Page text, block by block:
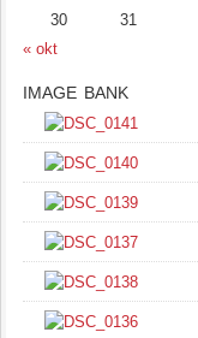
30
31
« okt
IMAGE BANK